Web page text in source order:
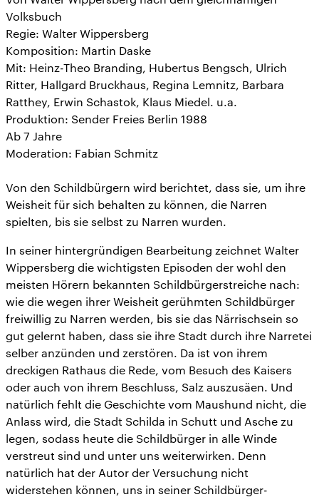
Volksbuch
Regie: Walter Wippersberg
Komposition: Martin Daske
Mit: Heinz-Theo Branding, Hubertus Bengsch, Ulrich
Ritter, Hallgard Bruckhaus, Regina Lemnitz, Barbara
Ratthey, Erwin Schastok, Klaus Miedel. u.a.
Produktion: Sender Freies Berlin 1988
Ab 7 Jahre
Moderation: Fabian Schmitz
Von den Schildbürgern wird berichtet, dass sie, um ihre
Weisheit für sich behalten zu können, die Narren
spielten, bis sie selbst zu Narren wurden.
In seiner hintergründigen Bearbeitung zeichnet Walter
Wippersberg die wichtigsten Episoden der wohl den
meisten Hörern bekannten Schildbürgerstreiche nach:
wie die wegen ihrer Weisheit gerühmten Schildbürger
freiwillig zu Narren werden, bis sie das Närrischsein so
gut gelernt haben, dass sie ihre Stadt durch ihre Narretei
selber anzünden und zerstören. Da ist von ihrem
dreckigen Rathaus die Rede, vom Besuch des Kaisers
oder auch von ihrem Beschluss, Salz auszusäen. Und
natürlich fehlt die Geschichte vom Maushund nicht, die
Anlass wird, die Stadt Schilda in Schutt und Asche zu
legen, sodass heute die Schildbürger in alle Winde
verstreut sind und unter uns weiterwirken. Denn
natürlich hat der Autor der Versuchung nicht
widerstehen können, uns in seiner Schildbürger-